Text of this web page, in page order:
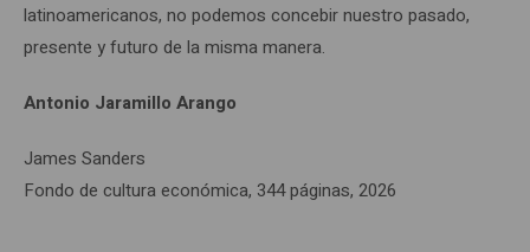
latinoamericanos, no podemos concebir nuestro pasado,
presente y futuro de la misma manera.
Antonio Jaramillo Arango
James Sanders
Fondo de cultura económica, 344 páginas, 2026